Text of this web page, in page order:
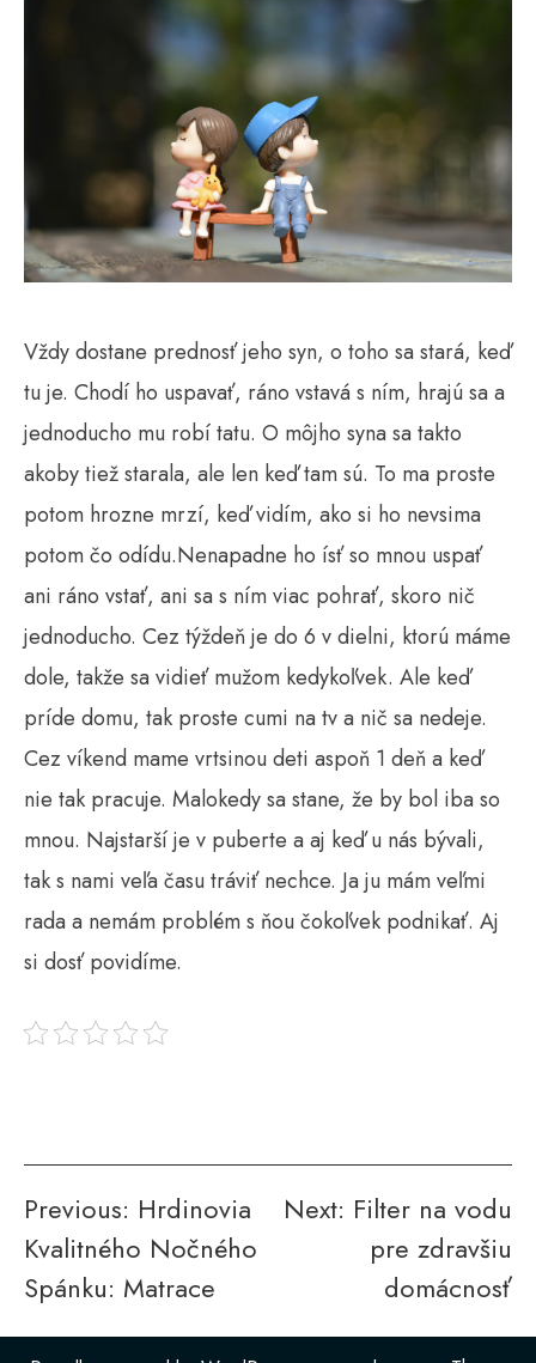
Vždy dostane prednosť jeho syn, o toho sa stará, keď
tu je. Chodí ho uspavať, ráno vstavá s ním, hrajú sa a
jednoducho mu robí tatu. O môjho syna sa takto
akoby tiež starala, ale len keď tam sú. To ma proste
potom hrozne mrzí, keď vidím, ako si ho nevsima
potom čo odídu.Nenapadne ho ísť so mnou uspať
ani ráno vstať, ani sa s ním viac pohrať, skoro nič
jednoducho. Cez týždeň je do 6 v dielni, ktorú máme
dole, takže sa vidieť mužom kedykoľvek. Ale keď
príde domu, tak proste cumi na tv a nič sa nedeje.
Cez víkend mame vrtsinou deti aspoň 1 deň a keď
nie tak pracuje. Malokedy sa stane, že by bol iba so
mnou. Najstarší je v puberte a aj keď u nás bývali,
tak s nami veľa času tráviť nechce. Ja ju mám veľmi
rada a nemám problém s ňou čokoľvek podnikať. Aj
si dosť povidíme.
Post
navigation
Previous: Hrdinovia
Kvalitného Nočného
Spánku: Matrace
Next: Filter na vodu
pre zdravšiu
domácnosť